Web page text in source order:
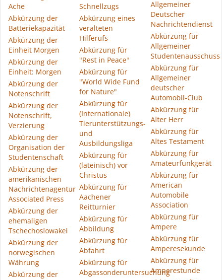
Ache
Abkürzung der
Batteriekapazität
Abkürzung der
Einheit Morgen
Abkürzung der
Einheit: Morgen
Abkürzung der
Notenschrift
Abkürzung der
Notenschrift,
Verzierung
Abkürzung der
Organisation der
Studentenschaft
Abkürzung der
amerikanischen
Nachrichtenagentur
Associated Press
Abkürzung der
ehemaligen
Tschechoslowakei
Abkürzung der
norwegischen
Währung
Abkürzung der
Schnellzugs
Abkürzung eines
veralteten
Hilferufs
Abkürzung für
"Rest in Peace"
Abkürzung für
"World Wide Fund
for Nature"
Abkürzung für
(Internationale)
Tierunterstützungs-
und
Ausbildungsliga
Abkürzung für
(lateinisch) vor
Christus
Abkürzung für
Aachener
Reitturnier
Abkürzung für
Abbildung
Abkürzung für
Abfahrt
Abkürzung für
Abgassonderuntersuchung
Allgemeiner
Deutscher
Nachrichtendienst
Abkürzung für
Allgemeiner
Studentenausschuss
Abkürzung für
Allgemeiner
deutscher
Automobil-Club
Abkürzung für
Alter Herr
Abkürzung für
Altes Testament
Abkürzung für
Amateurfunkgerät
Abkürzung für
American
Automobile
Association
Abkürzung für
Ampere
Abkürzung für
Amperesekunde
Abkürzung für
Amperestunde